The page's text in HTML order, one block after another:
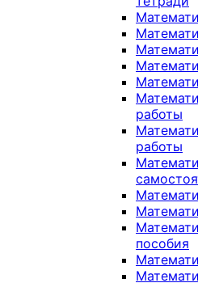
работы
работы
пособия